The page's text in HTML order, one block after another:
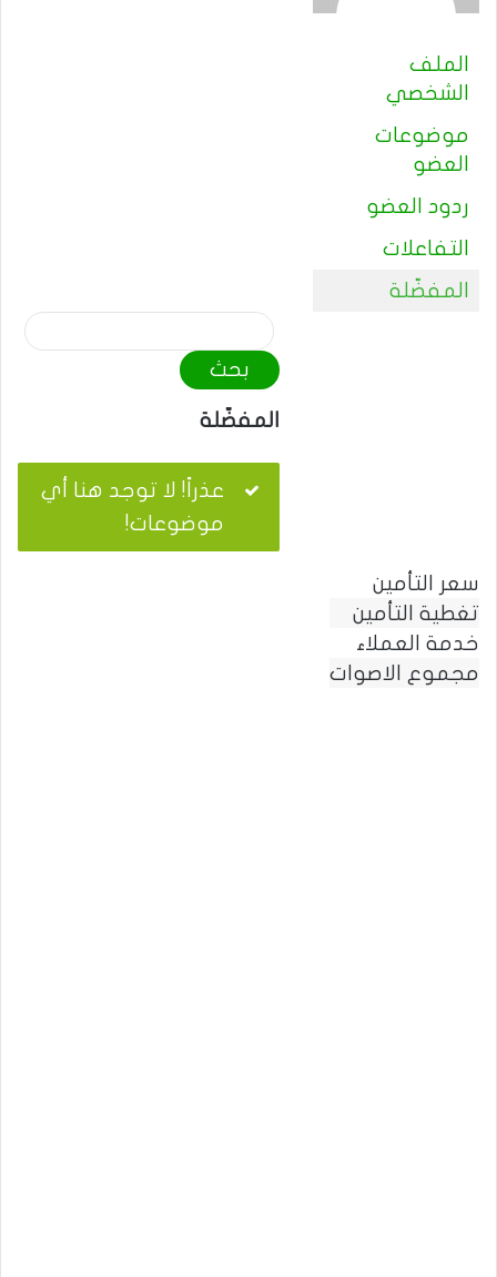
الملف
الشخصي
موضوعات
العضو
ردود العضو
التفاعلات
المفضّلة
م
و
ا
ض
ع
ب
المفضّلة
عذراً! لا توجد هنا أي
موضوعات!
سعر التأمين
تغطية التأمين
خدمة العملاء
مجموع الاصوات